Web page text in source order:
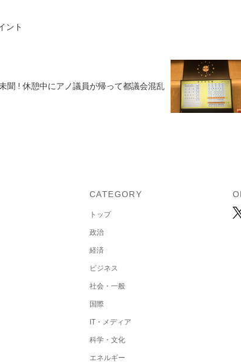
ント
聞 ! 休憩中にアノ議員が帰って都議会混乱
CATEGORY
トップ
政治
経済
ビジネス
社会・一般
国際
IT・メディア
科学・文化
エネルギー